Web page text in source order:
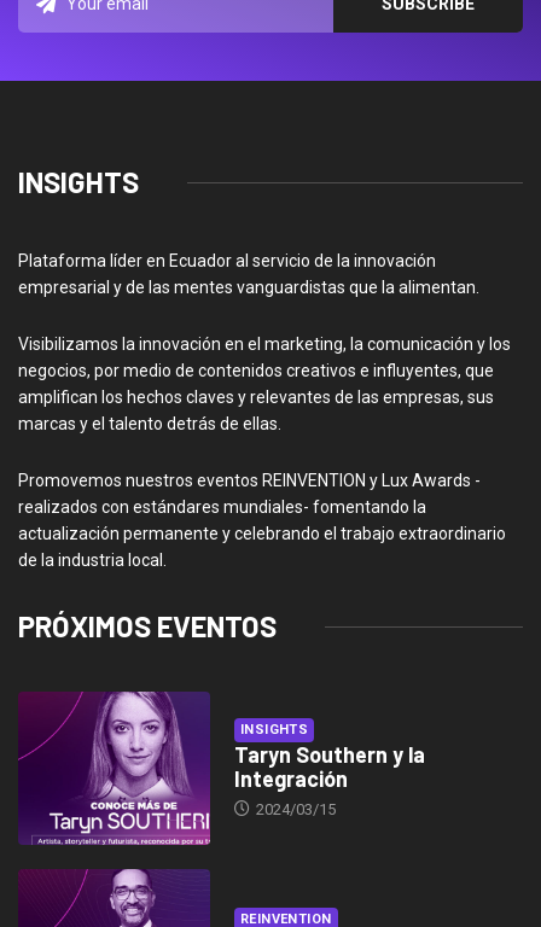
INSIGHTS
Plataforma líder en Ecuador al servicio de la innovación
empresarial y de las mentes vanguardistas que la alimentan.
Visibilizamos la innovación en el marketing, la comunicación y los
negocios, por medio de contenidos creativos e influyentes, que
amplifican los hechos claves y relevantes de las empresas, sus
marcas y el talento detrás de ellas.
Promovemos nuestros eventos REINVENTION y Lux Awards -
realizados con estándares mundiales- fomentando la
actualización permanente y celebrando el trabajo extraordinario
de la industria local.
PRÓXIMOS EVENTOS
INSIGHTS
Taryn Southern y la
Integración
2024/03/15
REINVENTION